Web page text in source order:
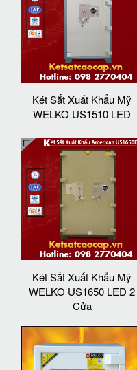
Két Sắt Xuất Khẩu Mỹ
WELKO US1510 LED
Két Sắt Xuất Khẩu Mỹ
WELKO US1650 LED 2
Cửa